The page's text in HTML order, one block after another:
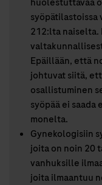
syöpätilastoissa
212:lta naiselta.
Epäillään, että
johtuvat siitä,
osallistuminen
syöpää ei
monelta.
Gynekologisiin
joita on noin 20
vanhuksille
joita ilmaantuu